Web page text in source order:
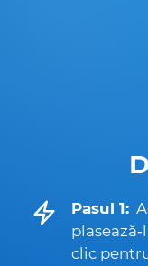
Pasul 1:
clic